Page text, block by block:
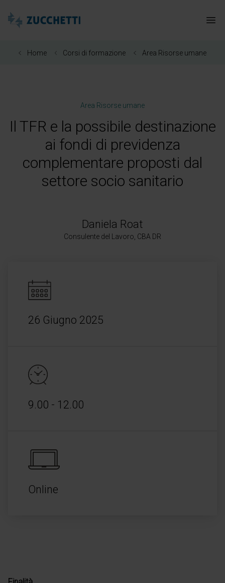
Zucchetti Healthcare
Home Corsi di formazione Area Risorse umane
Area Risorse umane
Il TFR e la possibile destinazione
ai fondi di previdenza
complementare proposti dal
settore socio sanitario
Daniela Roat
Consulente del Lavoro, CBA DR
26 Giugno 2025
9.00 - 12.00
Online